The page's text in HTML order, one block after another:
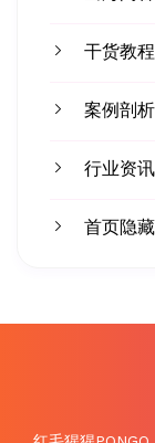
干货教程
案例剖析
行业资讯
首页隐藏